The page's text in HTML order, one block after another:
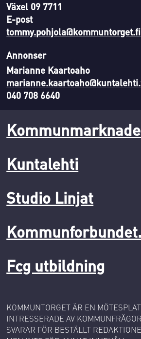
Växel 09 7711
E-post
tommy.pohjola@kommuntorget.fi
Annonser
Marianne Kaartoaho
040 708 6640
Kuntalehti
Studio Linjat
Fcg utbildning
KOMMUNTORGET ÄR EN
INTRESSERADE AV
SVARAR FÖR BESTÄLLT